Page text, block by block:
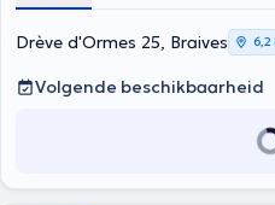
kinesiotaping en de Mckenzie
Drève d'Ormes 25, Braives 6,2
Volgende beschikbaarheid